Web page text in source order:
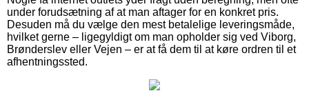
under forudsætning af at man aftager for en konkret pris.
Desuden må du vælge den mest betalelige leveringsmåde,
hvilket gerne – ligegyldigt om man opholder sig ved Viborg,
Brønderslev eller Vejen – er at få dem til at køre ordren til et
afhentningssted.